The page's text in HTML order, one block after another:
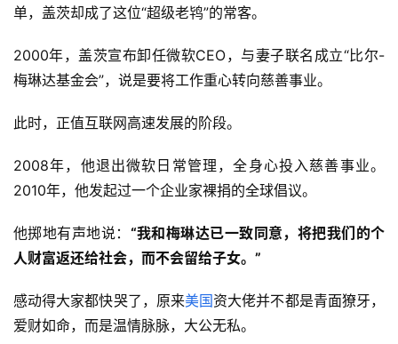
单，盖茨却成了这位“超级老鸨”的常客。
2000年，盖茨宣布卸任微软CEO，与妻子联名成立“比尔-
梅琳达基金会”，说是要将工作重心转向慈善事业。
此时，正值互联网高速发展的阶段。
2008年，他退出微软日常管理，全身心投入慈善事业。
2010年，他发起过一个企业家裸捐的全球倡议。
他掷地有声地说： “我和梅琳达已一致同意，将把我们的个
人财富返还给社会，而不会留给子女。”
感动得大家都快哭了，原来美国资大佬并不都是青面獠牙，
爱财如命，而是温情脉脉，大公无私。